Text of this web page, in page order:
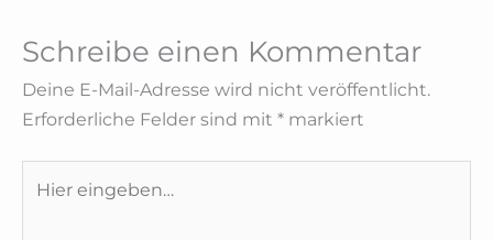
Schreibe einen Kommentar
Deine E-Mail-Adresse wird nicht veröffentlicht.
Erforderliche Felder sind mit * markiert
eingeben…